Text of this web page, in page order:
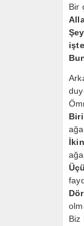
Bir
Biz